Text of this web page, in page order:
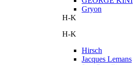
Gryon
H-K
H-K
Hirsch
Jacques Lemans